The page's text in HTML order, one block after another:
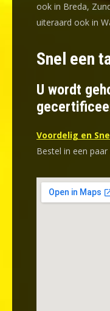
ook in Breda,
uiteraard ook in
Snel een
U wordt
Voordelig en
Bestel in een